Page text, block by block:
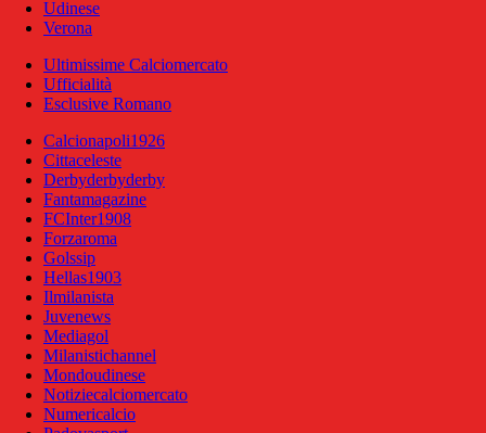
Udinese
Verona
Ultimissime Calciomercato
Ufficialità
Esclusive Romano
Calcionapoli1926
Cittaceleste
Derbyderbyderby
Fantamagazine
FCInter1908
Forzaroma
Golssip
Hellas1903
Ilmilanista
Juvenews
Mediagol
Milanistichannel
Mondoudinese
Notiziecalciomercato
Numericalcio